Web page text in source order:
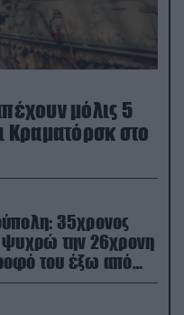
μόλις 5
Κραματόρσκ στο
35χρονος
ψυχρώ την 26χρονη
του έξω από